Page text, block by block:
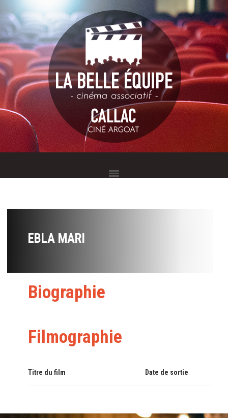
EBLA MARI
Biographie
Filmographie
Titre du film Date de sortie